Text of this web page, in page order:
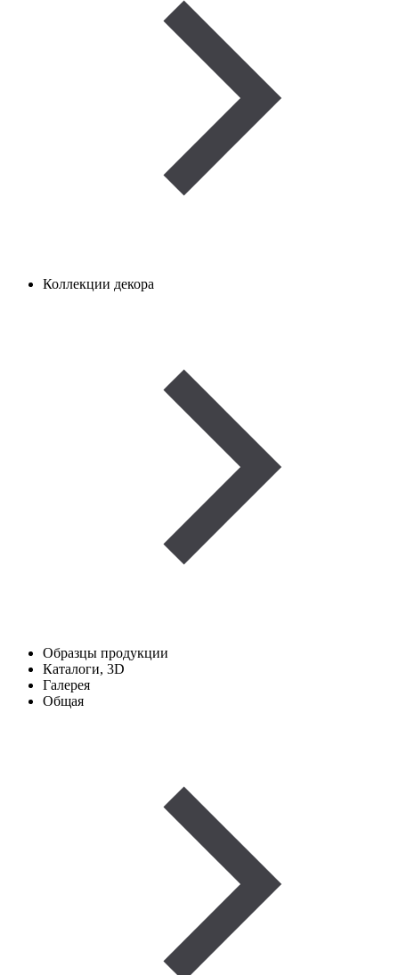
Коллекции декора
Образцы продукции
Каталоги, 3D
Галерея
Общая